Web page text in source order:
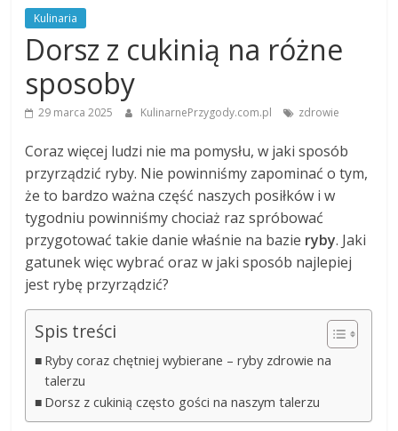
Kulinaria
Dorsz z cukinią na różne
sposoby
29 marca 2025 KulinarnePrzygody.com.pl zdrowie
Coraz więcej ludzi nie ma pomysłu, w jaki sposób
przyrządzić ryby. Nie powinniśmy zapominać o tym,
że to bardzo ważna część naszych posiłków i w
tygodniu powinniśmy chociaż raz spróbować
przygotować takie danie właśnie na bazie ryby. Jaki
gatunek więc wybrać oraz w jaki sposób najlepiej
jest rybę przyrządzić?
Spis treści
Ryby coraz chętniej wybierane – ryby zdrowie na
talerzu
Dorsz z cukinią często gości na naszym talerzu